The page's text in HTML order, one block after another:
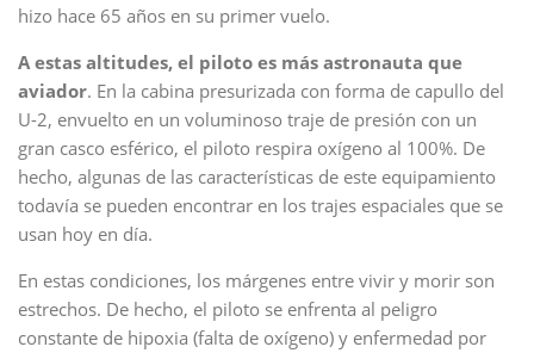
hizo hace 65 años en su primer vuelo.
A estas altitudes, el piloto es más astronauta que
aviador. En la cabina presurizada con forma de capullo del
U-2, envuelto en un voluminoso traje de presión con un
gran casco esférico, el piloto respira oxígeno al 100%. De
hecho, algunas de las características de este equipamiento
todavía se pueden encontrar en los trajes espaciales que se
usan hoy en día.
En estas condiciones, los márgenes entre vivir y morir son
estrechos. De hecho, el piloto se enfrenta al peligro
constante de hipoxia (falta de oxígeno) y enfermedad por